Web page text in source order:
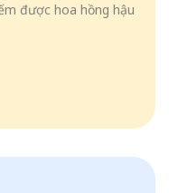
được hoa hồng hậu